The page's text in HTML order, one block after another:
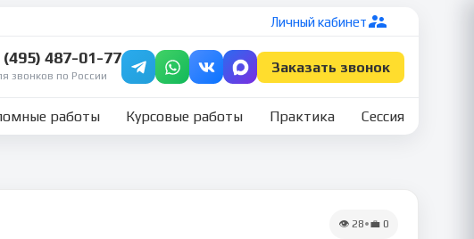
Личный кабинет
(495) 487-01-77
звонков по России
Заказать звонок
работы Курсовые работы Практика Сессия
👁 28•💼 0